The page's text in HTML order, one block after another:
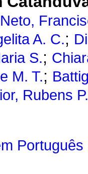
A. C.;
S.;
M. T.;
Rubens P.
Português